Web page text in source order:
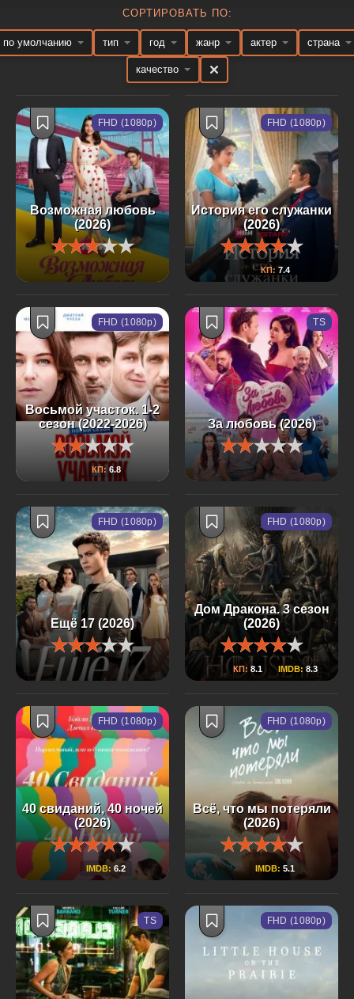
СОРТИРОВАТЬ ПО:
по умолчанию тип год жанр актер страна
качество
Возможная любовь
(2026)
FHD (1080p)
История его служанки
(2026)
КП: 7.4
FHD (1080p)
Восьмой участок. 1-2
сезон (2022-2026)
КП: 6.8
FHD (1080p)
За любовь (2026)
TS
Ещё 17 (2026)
FHD (1080p)
Дом Дракона. 3 сезон
(2026)
КП: 8.1 IMDB:8.3
FHD (1080p)
40 свиданий, 40 ночей
(2026)
IMDB: 6.2
FHD (1080p)
Всё, что мы потеряли
(2026)
IMDB: 5.1
FHD (1080p)
TS FHD (1080p)